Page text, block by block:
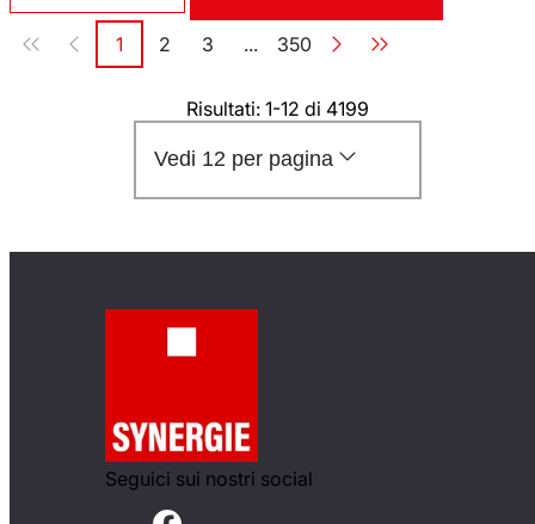
Paginazione
Pagina
1 Pagina
2 Pagina
3 ... Pagina
350
Risultati: 1-12 di 4199
Vedi 12 per pagina
Seguici sui nostri social